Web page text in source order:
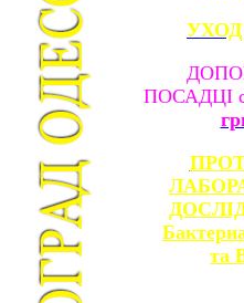
УХОД
ПОСАДЦІ
та